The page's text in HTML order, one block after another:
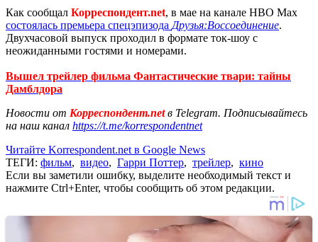
Как сообщал Корреспондент.net, в мае на канале HBO Max
состоялась премьера спецэпизода Друзья:Воссоединение.
Двухчасовой выпуск проходил в формате ток-шоу с
неожиданными гостями и номерами.
Вышел трейлер фильма Фантастические твари: тайны
Дамблдора
Новости от Корреспондент.netв Telegram. Подписывайтесь
на наш канал https://t.me/korrespondentnet
Читайте Korrespondent.net в Google News
ТЕГИ: фильм, видео, Гарри Поттер, трейлер, кино
Если вы заметили ошибку, выделите необходимый текст и
нажмите Ctrl+Enter, чтобы сообщить об этом редакции.